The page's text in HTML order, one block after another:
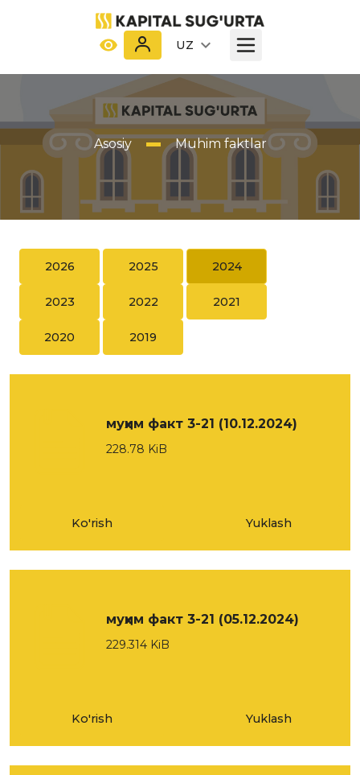
UZ
Asosiy Muhim faktlar
2026 2025 2024
2023 2022 2021
2020 2019
муҳим факт 3-21 (10.12.2024)
228.78 KiB
Ko'rish Yuklash
муҳим факт 3-21 (05.12.2024)
229.314 KiB
Ko'rish Yuklash